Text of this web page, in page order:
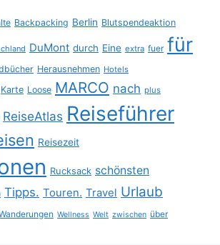
Backpacking Berlin Blutspendeaktion
DuMont durch Eine extra fuer für
Herausnehmen Hotels
Karte Loose MARCO nach plus
ReiseAtlas Reiseführer
Reisezeit
Rucksack schönsten
Tipps. Touren. Travel Urlaub
Wellness Welt zwischen über